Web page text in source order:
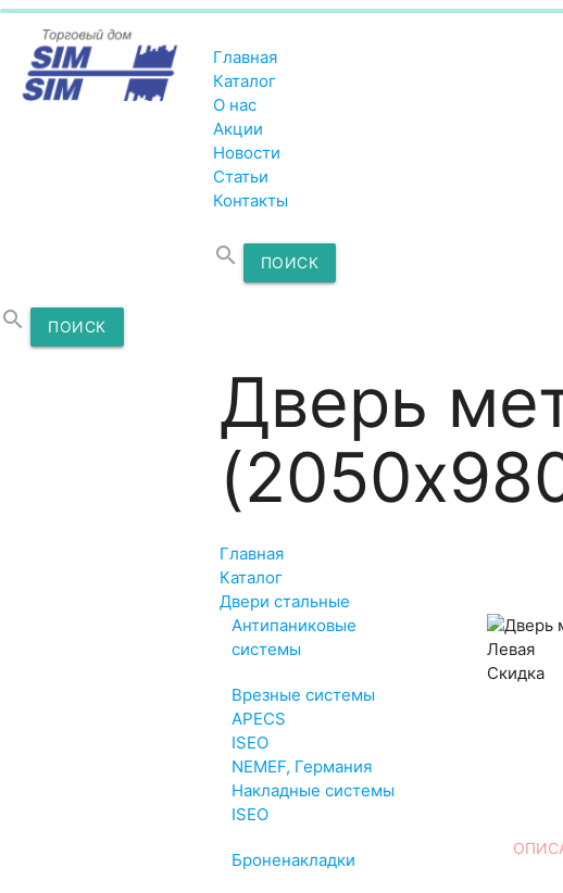
Главная
Каталог
О нас
Акции
Новости
Статьи
Контакты
search ПОИСК
search ПОИСК
Дверь
Главная
Каталог
Двери стальные
Антипаниковые
системы
Врезные системы
APECS
ISEO
NEMEF, Германия
Накладные системы
ISEO
Броненакладки
Скидка